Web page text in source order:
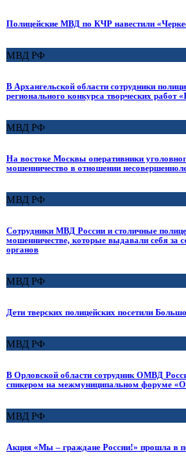
Полицейские МВД по КЧР навестили
МВД РФ
В Архангельской области сотрудники
регионального конкурса творческих работ
МВД РФ
На востоке Москвы оперативники
мошенничество в отношении
МВД РФ
Сотрудники МВД России и столичные
мошенничестве, которые выдавали себя за
органов
МВД РФ
Дети тверских полицейских посетили
МВД РФ
В Орловской области сотрудник ОМВД
спикером на межмуниципальном форуме
МВД РФ
Акция «Мы – граждане России!» прошла в